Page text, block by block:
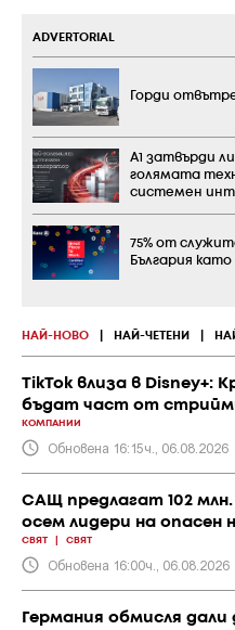
НАЙ-НОВО НАЙ-ЧЕТЕНИ
TikTok влиза в Disney+:
бъдат част от
КОМПАНИИ
Обновена 16:15ч., 06.08.2026
САЩ предлагат 102
осем лидери на опасен
СВЯТ СВЯТ
Обновена 16:00ч., 06.08.2026
Германия обмисля
ADVERTORIAL
Горди
А1 затвърди
голямата
системен
75% от
България